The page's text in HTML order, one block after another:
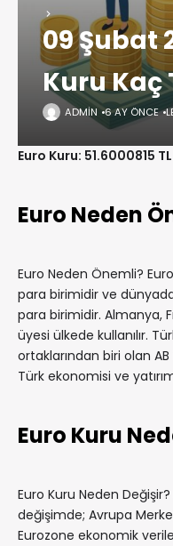
09 Şubat
Kuru Kaç
ADMIN 6 AY ÖNCE
Euro Kuru: 51.6000815
Euro Neden
Euro Neden Önemli?
para birimidir ve
para birimidir. Almanya,
üyesi ülkede kullanılır.
ortaklarından biri olan
Türk ekonomisi ve
Euro Kuru
Euro Kuru Neden
değişimde; Avrupa
Eurozone ekonomik